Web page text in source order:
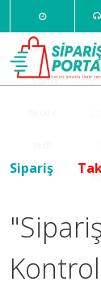
Pazartesi
- Cuma
Sipariş